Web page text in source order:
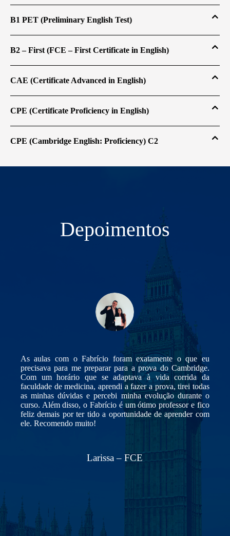
B1 PET (Preliminary English Test)
B2 – First (FCE – First Certificate in English)
CAE (Certificate Advanced in English)
CPE (Certificate Proficiency in English)
CPE (Cambridge English: Proficiency) C2
Depoimentos
As aulas com o Fabrício foram exatamente o que eu
precisava para me preparar para a prova do Cambridge.
Com um horário que se adaptava à vida corrida da
faculdade de medicina, aprendi a fazer a prova, tirei todas
as minhas dúvidas e percebi minha evolução durante o
curso. Além disso, o Fabrício é um ótimo professor e fico
feliz demais por ter tido a oportunidade de aprender com
ele. Recomendo muito!
Larissa – FCE
suas
no